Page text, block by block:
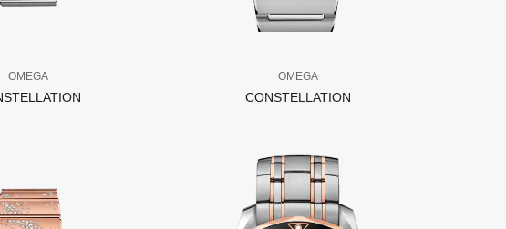
OMEGA OMEGA
CONSTELLATION